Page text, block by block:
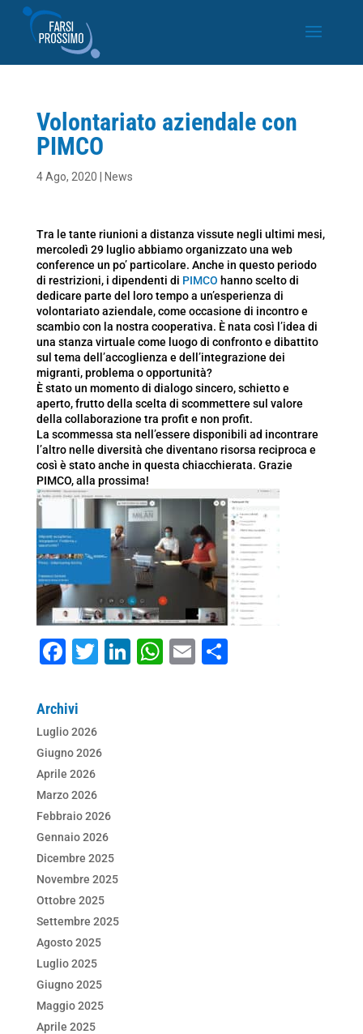
Volontariato aziendale con
PIMCO
4 Ago, 2020 News
Tra le tante riunioni a distanza vissute negli ultimi mesi,
mercoledì 29 luglio abbiamo organizzato una web
conference un po’ particolare. Anche in questo periodo
di restrizioni, i dipendenti di PIMCO hanno scelto di
dedicare parte del loro tempo a un’esperienza di
volontariato aziendale, come occasione di incontro e
scambio con la nostra cooperativa. È nata così l’idea di
una stanza virtuale come luogo di confronto e dibattito
sul tema dell’accoglienza e dell’integrazione dei
migranti, problema o opportunità?
È stato un momento di dialogo sincero, schietto e
aperto, frutto della scelta di scommettere sul valore
della collaborazione tra profit e non profit.
La scommessa sta nell’essere disponibili ad incontrare
l’altro nelle diversità che diventano risorsa reciproca e
così è stato anche in questa chiacchierata. Grazie
PIMCO, alla prossima!
F
c
e
b
o
o
k
T Li W E C
Archivi
Luglio 2026
Giugno 2026
Aprile 2026
Marzo 2026
Febbraio 2026
Gennaio 2026
Dicembre 2025
Novembre 2025
Ottobre 2025
Settembre 2025
Agosto 2025
Luglio 2025
Giugno 2025
Maggio 2025
Aprile 2025